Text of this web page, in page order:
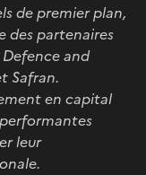
de premier plan,
des partenaires
Defence and
Safran.
en capital
leur